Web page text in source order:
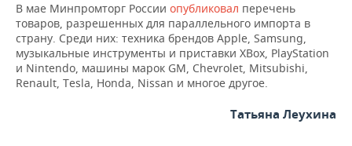
В мае Минпромторг России опубликовал перечень
товаров, разрешенных для параллельного импорта в
страну. Среди них: техника брендов Apple, Samsung,
музыкальные инструменты и приставки XBox, PlayStation
и Nintendo, машины марок GM, Chevrolet, Mitsubishi,
Renault, Tesla, Honda, Nissan и многое другое.
Татьяна Леухина